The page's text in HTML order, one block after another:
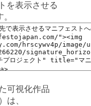
を表示させる
可視化作品
は、